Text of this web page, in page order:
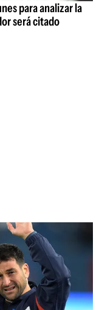
para analizar la
será citado